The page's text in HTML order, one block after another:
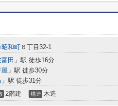
昭和町 ６丁目32-1
田 」駅 徒歩16分
屋 」駅 徒歩30分
」駅 徒歩31分
2階建 構造 木造